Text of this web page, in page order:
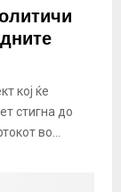
кој ќе
стигна до
во...